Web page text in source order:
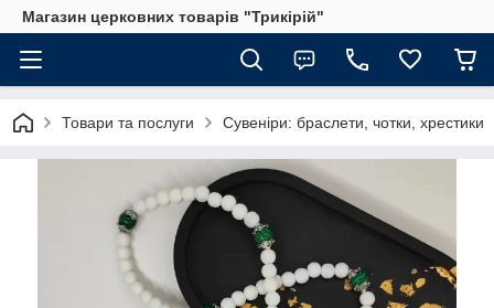
Магазин церковних товарів "Трикірій"
Товари та послуги Сувеніри: браслети, чотки, хрестики